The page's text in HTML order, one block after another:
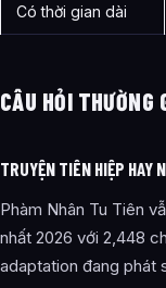
Có thời gian dài
CÂU HỎI
TRUYỆN TIÊN HIỆP HAY
Phàm Nhân Tu Tiên
nhất 2026 với 2,448
adaptation đang phát